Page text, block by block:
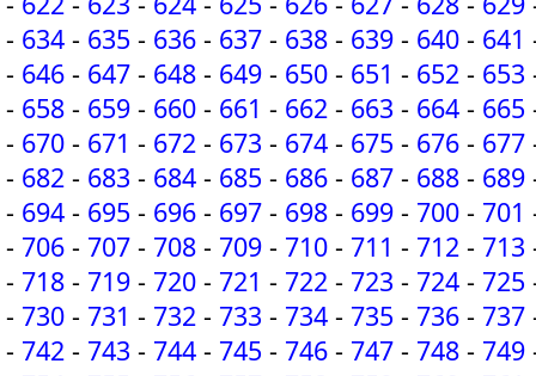
- 634 - 635 - 636 - 637 - 638 - 639 - 640 - 641
- 646 - 647 - 648 - 649 - 650 - 651 - 652 - 653
- 658 - 659 - 660 - 661 - 662 - 663 - 664 - 665
- 670 - 671 - 672 - 673 - 674 - 675 - 676 - 677
- 682 - 683 - 684 - 685 - 686 - 687 - 688 - 689
- 694 - 695 - 696 - 697 - 698 - 699 - 700 - 701
- 706 - 707 - 708 - 709 - 710 - 711 - 712 - 713
- 718 - 719 - 720 - 721 - 722 - 723 - 724 - 725
- 730 - 731 - 732 - 733 - 734 - 735 - 736 - 737
- 742 - 743 - 744 - 745 - 746 - 747 - 748 - 749